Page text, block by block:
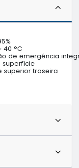
40 °C
de emergência
superior traseira